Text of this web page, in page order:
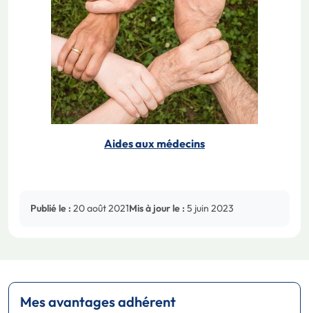
Aides aux médecins
Publié le : 20 août 2021Mis à jour le : 5 juin 2023
Mes avantages adhérent